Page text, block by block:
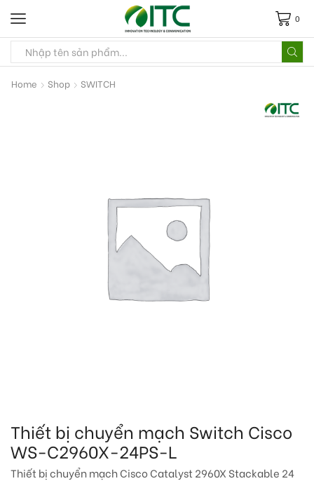
0
Home Shop SWITCH
Thiết bị chuyển mạch Switch Cisco
WS-C2960X-24PS-L
Thiết bị chuyển mạch Cisco Catalyst 2960X Stackable 24